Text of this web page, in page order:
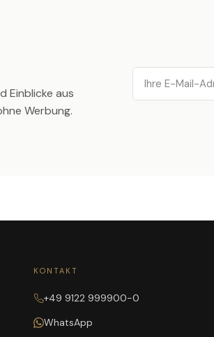
Einblicke aus
Werbung.
Email
KONTAKT
+49 9122 999900-0
WhatsApp